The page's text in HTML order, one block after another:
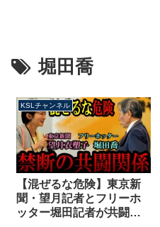
堀田喬
KSLチャンネル
【混ぜるな危険】東京新
聞・望月記者とフリーホ
ッター堀田記者が共闘？